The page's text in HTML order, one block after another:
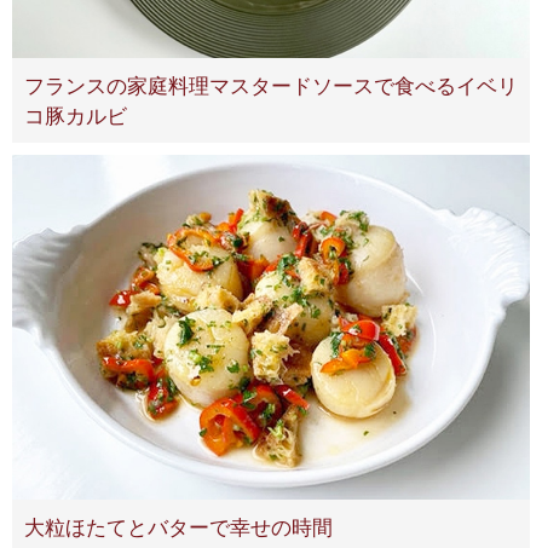
フランスの家庭料理マスタードソースで食べるイベリ
コ豚カルビ
大粒ほたてとバターで幸せの時間